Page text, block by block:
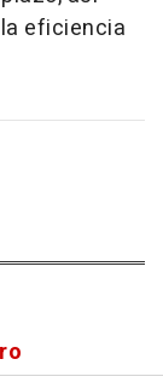
eficiencia